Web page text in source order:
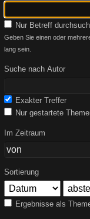
Nur Betreff
Geben Sie einen oder
lang sein.
Suche nach Autor
Exakter Treffer
Nur gestartete
Im Zeitraum
Sortierung
Ergebnisse als